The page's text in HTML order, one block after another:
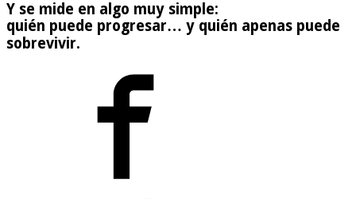
Y se mide en algo muy simple:
quién puede progresar… y quién apenas puede
sobrevivir.